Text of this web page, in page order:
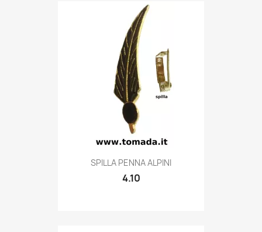
Quick view
SPILLA PENNA ALPINI
4.10